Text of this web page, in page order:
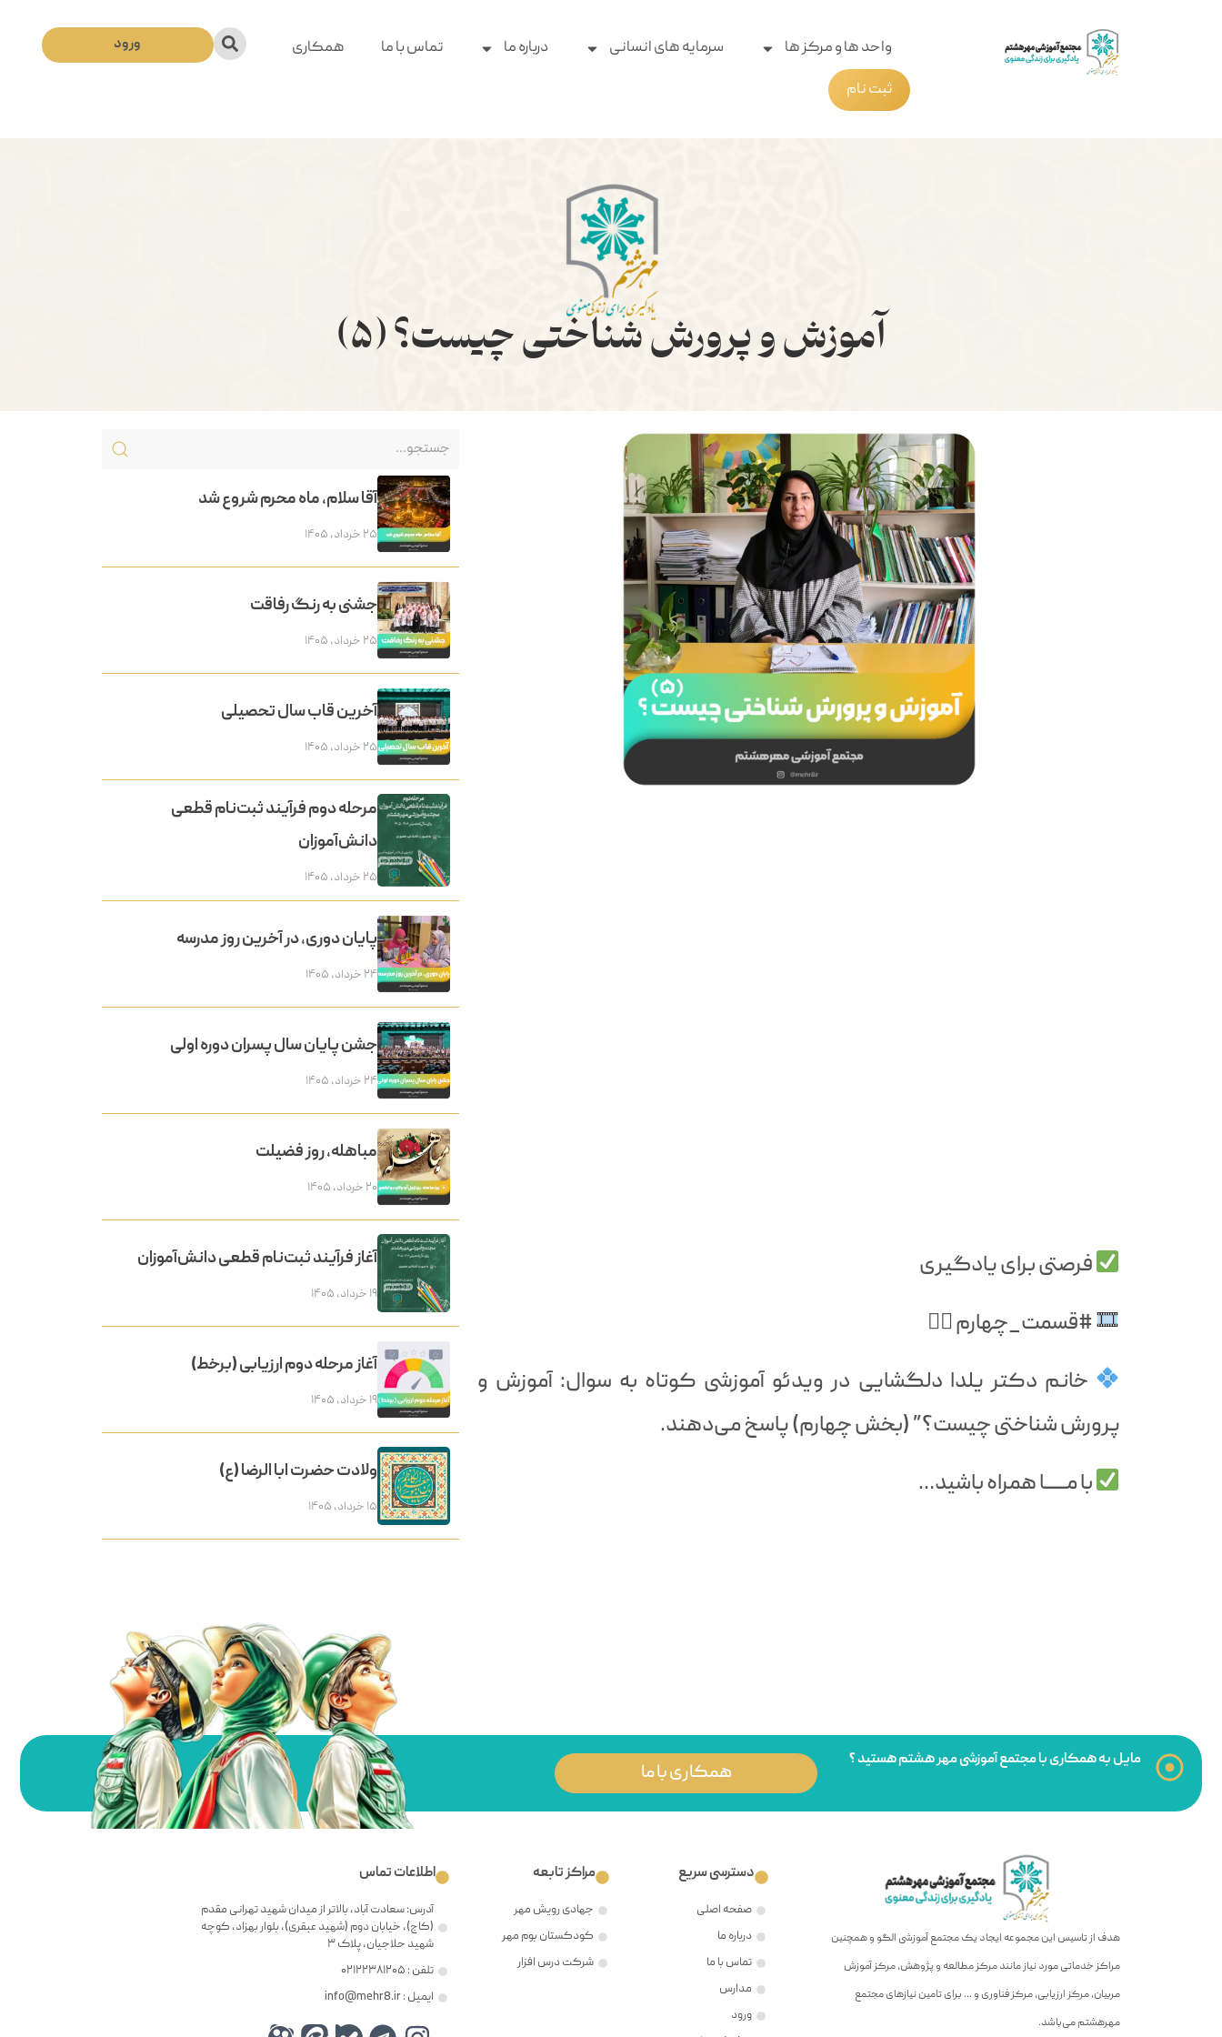
واحد ها و مرکز ها سرمایه های انسانی درباره ما تماس با ما
همکاری
ثبت نام
ورود
آموزش و پرورش شناختی چیست؟ (۵)
فرصتی برای یادگیری
#قسمت_چهارم ۴
خانم دکتر یلدا دلگشایی در ویدئو آموزشی کوتاه به سوال: آموزش و
پرورش شناختی چیست؟” (بخش چهارم) پاسخ می‌دهند.
با مــــــا همراه باشید…
آقا سلام، ماه محرم شروع شد
۲۵ خرداد, ۱۴۰۵
جشنی به رنگ رفاقت
۲۵ خرداد, ۱۴۰۵
آخرین قاب سال تحصیلی
۲۵ خرداد, ۱۴۰۵
مرحله دوم فرآیند ثبت‌نام قطعی
دانش‌آموزان
۲۵ خرداد, ۱۴۰۵
پایان دوری، در آخرین روز مدرسه
۲۴ خرداد, ۱۴۰۵
جشن پایان سال پسران دوره اولی
۲۴ خرداد, ۱۴۰۵
مباهله، روز فضیلت
۲۰ خرداد, ۱۴۰۵
آغاز فرآیند ثبت‌نام قطعی دانش‌آموزان
۱۹ خرداد, ۱۴۰۵
آغاز مرحله دوم ارزیابی (برخط)
۱۹ خرداد, ۱۴۰۵
ولادت حضرت ابا الرضا (ع)
۱۵ خرداد, ۱۴۰۵
مایل به همکاری با مجتمع آموزشی مهر هشتم هستید ؟
همکاری با ما
هدف از تاسیس این مجموعه ایجاد یک مجتمع آموزشی الگو و همچنین
مراکز خدماتی مورد نیاز مانند مرکز مطالعه و پژوهش، مرکز آموزش
مربیان، مرکز ارزیابی، مرکز فناوری و … برای تامین نیازهای مجتمع
مهرهشتم می‌باشد.
دسترسی سریع
صفحه اصلی
درباره ما
تماس با ما
مدارس
ورود
مراکز تابعه
جهادی رویش مهر
کودکستان بوم مهر
شرکت درس افزار
اطلاعات تماس
آدرس: سعادت آباد، بالاتر از میدان شهید تهرانی مقدم
(کاج)، خیابان دوم (شهید عبقری)، بلوار بهزاد، کوچه
شهید حلاجیان، پلاک ۳
تلفن : ۰۲۱۲۲۳۸۱۲۰۵
ایمیل : info@mehr8.ir